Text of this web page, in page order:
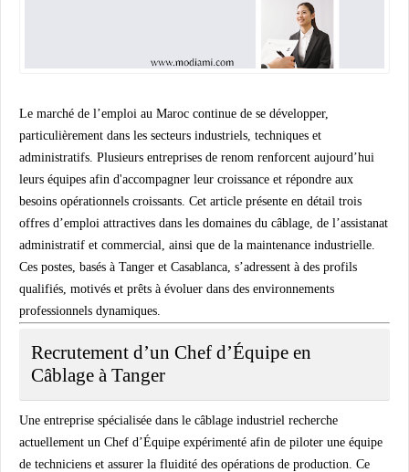
Le marché de l’emploi au Maroc continue de se développer,
particulièrement dans les secteurs industriels, techniques et
administratifs. Plusieurs entreprises de renom renforcent aujourd’hui
leurs équipes afin d'accompagner leur croissance et répondre aux
besoins opérationnels croissants. Cet article présente en détail trois
offres d’emploi attractives dans les domaines du câblage, de l’assistanat
administratif et commercial, ainsi que de la maintenance industrielle.
Ces postes, basés à Tanger et Casablanca, s’adressent à des profils
qualifiés, motivés et prêts à évoluer dans des environnements
professionnels dynamiques.
Recrutement d’un Chef d’Équipe en
Câblage à Tanger
Une entreprise spécialisée dans le câblage industriel recherche
actuellement un Chef d’Équipe expérimenté afin de piloter une équipe
de techniciens et assurer la fluidité des opérations de production. Ce